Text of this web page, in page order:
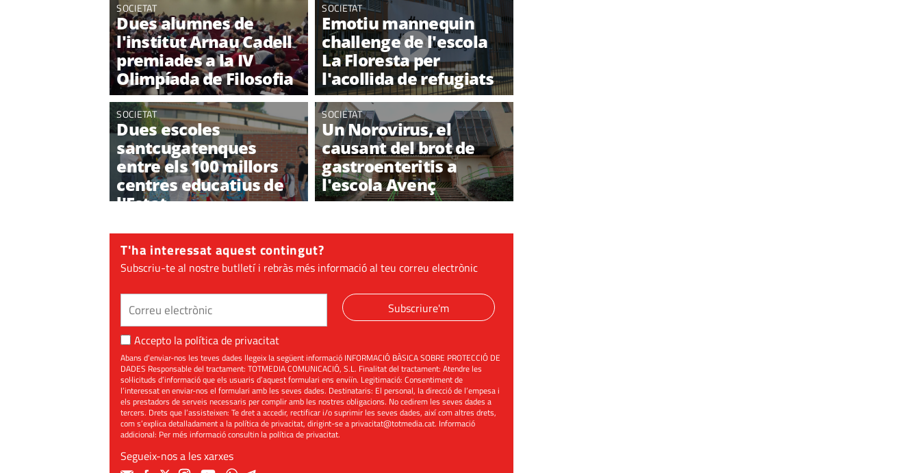
SOCIETAT
Dues alumnes de
l'institut Arnau Cadell
premiades a la IV
Olimpíada de Filosofia
SOCIETAT
Emotiu mannequin
challenge de l'escola
La Floresta per
l'acollida de refugiats
SOCIETAT
Dues escoles
santcugatenques
entre els 100 millors
centres educatius de
l'Estat
SOCIETAT
Un Norovirus, el
causant del brot de
gastroenteritis a
l'escola Avenç
T'ha interessat aquest contingut?
Subscriu-te al nostre butlletí i rebràs més informació al teu correu electrònic
Subscriure'm
Accepto la política de privacitat
Abans d’enviar-nos les teves dades llegeix la següent informació INFORMACIÓ BÀSICA SOBRE PROTECCIÓ DE
DADES Responsable del tractament: TOTMEDIA COMUNICACIÓ, S.L. Finalitat del tractament: Atendre les
sol·licituds d’informació que els usuaris d’aquest formulari ens enviïn. Legitimació: Consentiment de
l’interessat en enviar-nos el formulari amb les seves dades. Destinataris: El personal, la direcció de l’empesa i
els prestadors de serveis necessaris per complir amb les nostres obligacions. No cedirem les seves dades a
tercers. Drets que l’assisteixen: Te dret a accedir, rectificar i/o suprimir les seves dades, així com altres drets,
com s’explica detalladament a la política de privacitat, dirigint-se aprivacitat@totmedia.cat. Informació
addicional: Per més informació consultin lapolítica de privacitat.
Segueix-nos a les xarxes